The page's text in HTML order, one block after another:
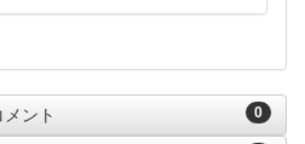
0
メント